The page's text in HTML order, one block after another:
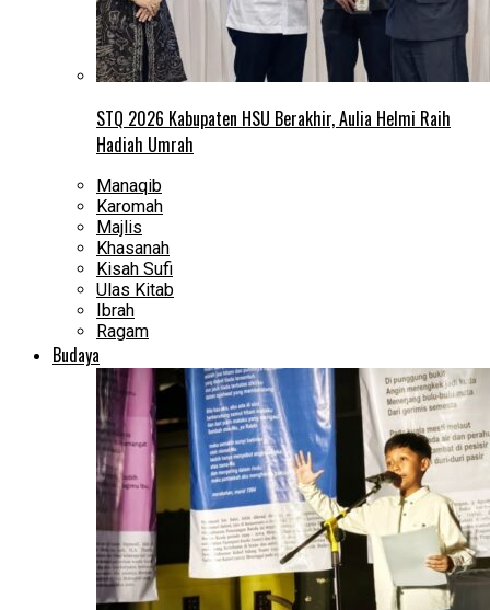
STQ 2026 Kabupaten HSU Berakhir, Aulia Helmi Raih
Hadiah Umrah
Manaqib
Karomah
Majlis
Khasanah
Kisah Sufi
Ulas Kitab
Ibrah
Ragam
Budaya